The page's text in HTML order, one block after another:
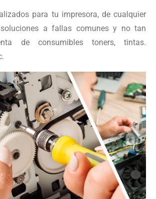
para tu impresora, de cualquier
a fallas comunes y no tan
de consumibles toners, tintas.